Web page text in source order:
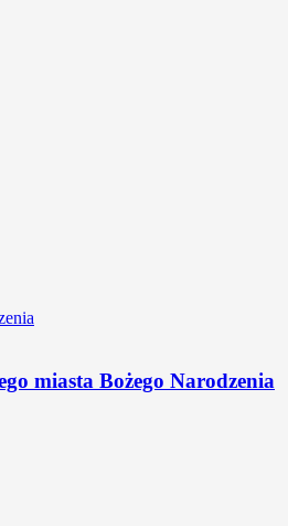
miasta Bożego Narodzenia